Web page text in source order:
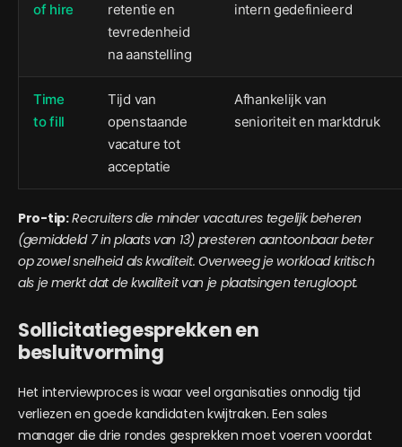
of hire
retentie en
tevredenheid
na aanstelling
intern gedefinieerd
Time
to fill
Tijd van
openstaande
vacature tot
acceptatie
Afhankelijk van
senioriteit en marktdruk
Pro-tip:Recruiters die minder vacatures tegelijk beheren
(gemiddeld 7 in plaats van 13) presteren aantoonbaar beter
op zowel snelheid als kwaliteit. Overweeg je workload kritisch
als je merkt dat de kwaliteit van je plaatsingen terugloopt.
Sollicitatiegesprekken en
besluitvorming
Het interviewproces is waar veel organisaties onnodig tijd
verliezen en goede kandidaten kwijtraken. Een sales
manager die drie rondes gesprekken moet voeren voordat